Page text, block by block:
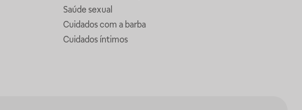
Saúde sexual
Cuidados com a barba
Cuidados íntimos